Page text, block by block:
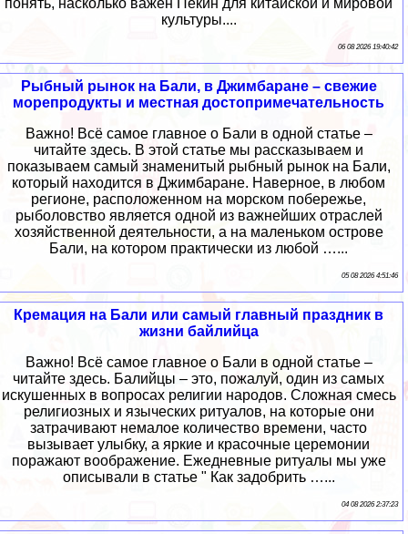
культуры....
06 08 2026 19:40:42
Рыбный рынок на Бали, в Джимбаране – свежие
морепродукты и местная достопримечательность
Важно! Всё самое главное о Бали в одной статье –
читайте здесь. В этой статье мы рассказываем и
показываем самый знаменитый рыбный рынок на Бали,
который находится в Джимбаране. Наверное, в любом
регионе, расположенном на морском побережье,
рыболовство является одной из важнейших отраслей
хозяйственной деятельности, а на маленьком острове
Бали, на котором практически из любой …...
05 08 2026 4:51:46
Кремация на Бали или самый главный праздник в
жизни байлийца
Важно! Всё самое главное о Бали в одной статье –
читайте здесь. Балийцы – это, пожалуй, один из самых
искушенных в вопросах религии народов. Сложная смесь
религиозных и языческих ритуалов, на которые они
затрачивают немалое количество времени, часто
вызывает улыбку, а яркие и красочные церемонии
поражают воображение. Ежедневные ритуалы мы уже
описывали в статье " Как задобрить …...
04 08 2026 2:37:23